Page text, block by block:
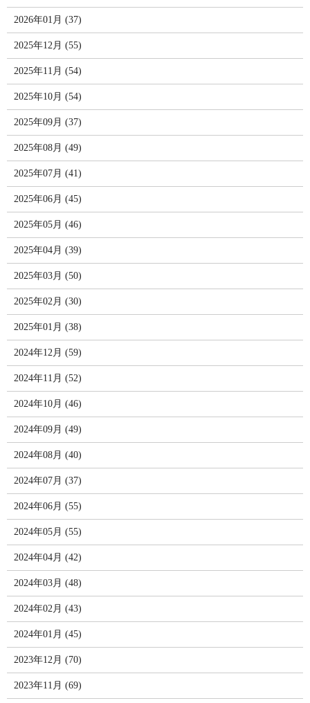
2026年01月 (37)
2025年12月 (55)
2025年11月 (54)
2025年10月 (54)
2025年09月 (37)
2025年08月 (49)
2025年07月 (41)
2025年06月 (45)
2025年05月 (46)
2025年04月 (39)
2025年03月 (50)
2025年02月 (30)
2025年01月 (38)
2024年12月 (59)
2024年11月 (52)
2024年10月 (46)
2024年09月 (49)
2024年08月 (40)
2024年07月 (37)
2024年06月 (55)
2024年05月 (55)
2024年04月 (42)
2024年03月 (48)
2024年02月 (43)
2024年01月 (45)
2023年12月 (70)
2023年11月 (69)